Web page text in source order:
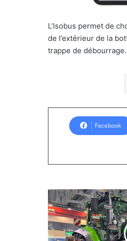
L’Isobus permet de
de l’extérieur de la
trappe de débourrage.
Facebook
Deutz
Fahr
révolutionne
sa
cabine